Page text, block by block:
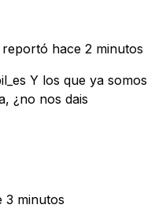
reportó hace 2 minutos
Y los que ya somos
¿no nos dais
3 minutos